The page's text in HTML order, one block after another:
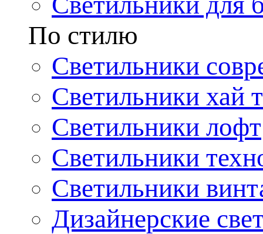
По стилю
Светильники
Светильники хай
Светильники лофт
Светильники
Светильники
Дизайнерские